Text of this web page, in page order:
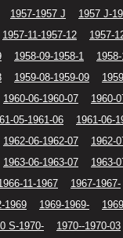
1957-1957 J 1957 J-
1957-11-1957-12 1957-
1958-09-1958-1
1959-08-1959-09
1960-06-1960-07 1960-
05-1961-06 1961-06-
1962-06-1962-07 1962-
1963-06-1963-07 1963-
11-1967 1967-1967-
1969 1969-1969-
S-1970- 1970--1970-03